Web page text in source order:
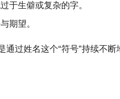
于生僻或复杂的字。
期望。
通过姓名这个“符号”持续不